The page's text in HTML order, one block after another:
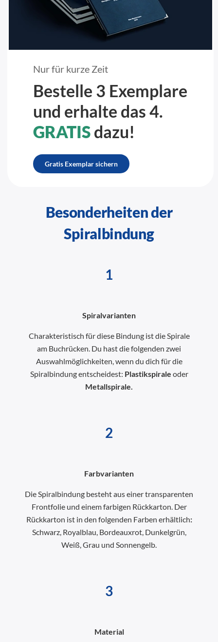
Nur für kurze Zeit
Bestelle 3 Exemplare
und erhalte das 4.
GRATISdazu!
Gratis Exemplar sichern
Besonderheiten der
Spiralbindung
1
Spiralvarianten
Charakteristisch für diese Bindung ist die Spirale
am Buchrücken. Du hast die folgenden zwei
Auswahlmöglichkeiten, wenn du dich für die
Spiralbindung entscheidest: Plastikspirale oder
Metallspirale.
2
Farbvarianten
Die Spiralbindung besteht aus einer transparenten
Frontfolie und einem farbigen Rückkarton. Der
Rückkarton ist in den folgenden Farben erhältlich:
Schwarz, Royalblau, Bordeauxrot, Dunkelgrün,
Weiß, Grau und Sonnengelb.
3
Material